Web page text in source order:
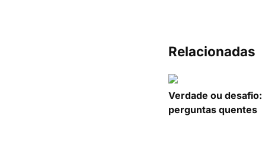
Relacionadas
Verdade ou desafio:
perguntas quentes